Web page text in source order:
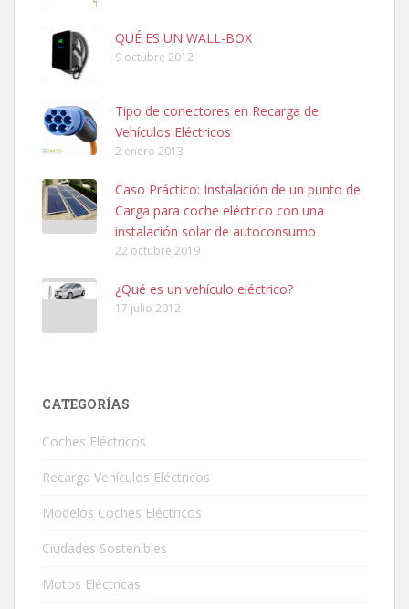
QUÉ ES UN WALL-BOX
9 octubre 2012
Tipo de conectores en Recarga de
Vehículos Eléctricos
2 enero 2013
Caso Práctico: Instalación de un punto de
Carga para coche eléctrico con una
instalación solar de autoconsumo
22 octubre 2019
¿Qué es un vehículo eléctrico?
17 julio 2012
CATEGORÍAS
Coches Eléctricos
Recarga Vehículos Eléctricos
Modelos Coches Eléctricos
Ciudades Sostenibles
Motos Eléctricas